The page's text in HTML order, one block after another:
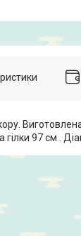
97 см .